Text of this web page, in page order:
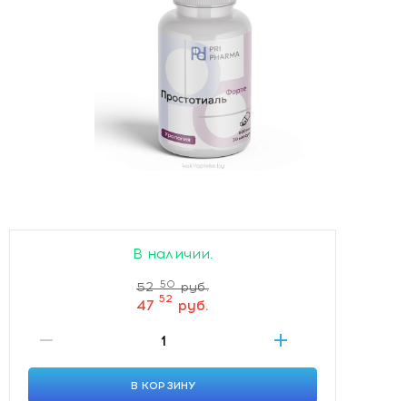
В наличии.
52 50 руб.
47 52 руб.
В КОРЗИНУ